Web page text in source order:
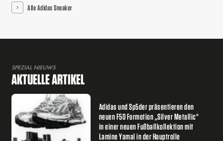
Alle Adidas Sneaker
SPEZIAL NIEUWS
AKTUELLE ARTIKEL
Adidas und Sp5der präsentieren den
neuen F50 Formotion „Silver Metallic“
in einer neuen Fußballkollektion mit
Lamine Yamal in der Hauptrolle